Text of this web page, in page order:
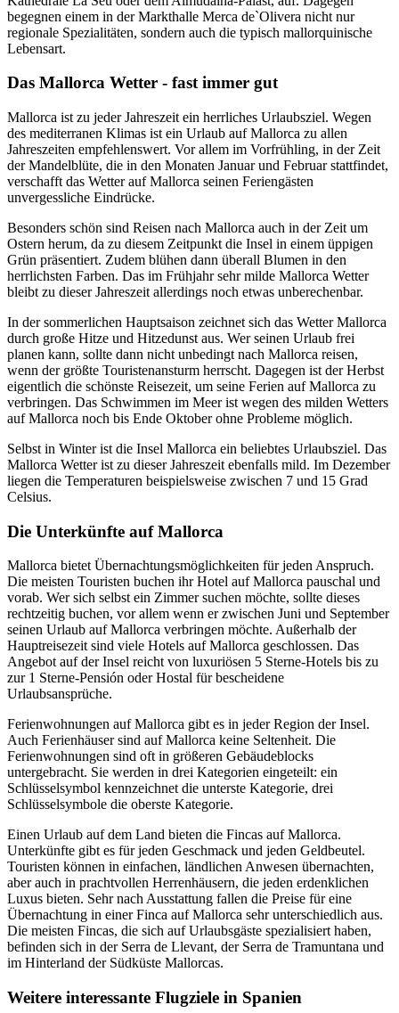
begegnen einem in der Markthalle Merca de`Olivera nicht nur
regionale Spezialitäten, sondern auch die typisch mallorquinische
Lebensart.
Das Mallorca Wetter - fast immer gut
Mallorca ist zu jeder Jahreszeit ein herrliches Urlaubsziel. Wegen
des mediterranen Klimas ist ein Urlaub auf Mallorca zu allen
Jahreszeiten empfehlenswert. Vor allem im Vorfrühling, in der Zeit
der Mandelblüte, die in den Monaten Januar und Februar stattfindet,
verschafft das Wetter auf Mallorca seinen Feriengästen
unvergessliche Eindrücke.
Besonders schön sind Reisen nach Mallorca auch in der Zeit um
Ostern herum, da zu diesem Zeitpunkt die Insel in einem üppigen
Grün präsentiert. Zudem blühen dann überall Blumen in den
herrlichsten Farben. Das im Frühjahr sehr milde Mallorca Wetter
bleibt zu dieser Jahreszeit allerdings noch etwas unberechenbar.
In der sommerlichen Hauptsaison zeichnet sich das Wetter Mallorca
durch große Hitze und Hitzedunst aus. Wer seinen Urlaub frei
planen kann, sollte dann nicht unbedingt nach Mallorca reisen,
wenn der größte Touristenansturm herrscht. Dagegen ist der Herbst
eigentlich die schönste Reisezeit, um seine Ferien auf Mallorca zu
verbringen. Das Schwimmen im Meer ist wegen des milden Wetters
auf Mallorca noch bis Ende Oktober ohne Probleme möglich.
Selbst in Winter ist die Insel Mallorca ein beliebtes Urlaubsziel. Das
Mallorca Wetter ist zu dieser Jahreszeit ebenfalls mild. Im Dezember
liegen die Temperaturen beispielsweise zwischen 7 und 15 Grad
Celsius.
Die Unterkünfte auf Mallorca
Mallorca bietet Übernachtungsmöglichkeiten für jeden Anspruch.
Die meisten Touristen buchen ihr Hotel auf Mallorca pauschal und
vorab. Wer sich selbst ein Zimmer suchen möchte, sollte dieses
rechtzeitig buchen, vor allem wenn er zwischen Juni und September
seinen Urlaub auf Mallorca verbringen möchte. Außerhalb der
Hauptreisezeit sind viele Hotels auf Mallorca geschlossen. Das
Angebot auf der Insel reicht von luxuriösen 5 Sterne-Hotels bis zu
zur 1 Sterne-Pensión oder Hostal für bescheidene
Urlaubsansprüche.
Ferienwohnungen auf Mallorca gibt es in jeder Region der Insel.
Auch Ferienhäuser sind auf Mallorca keine Seltenheit. Die
Ferienwohnungen sind oft in größeren Gebäudeblocks
untergebracht. Sie werden in drei Kategorien eingeteilt: ein
Schlüsselsymbol kennzeichnet die unterste Kategorie, drei
Schlüsselsymbole die oberste Kategorie.
Einen Urlaub auf dem Land bieten die Fincas auf Mallorca.
Unterkünfte gibt es für jeden Geschmack und jeden Geldbeutel.
Touristen können in einfachen, ländlichen Anwesen übernachten,
aber auch in prachtvollen Herrenhäusern, die jeden erdenklichen
Luxus bieten. Sehr nach Ausstattung fallen die Preise für eine
Übernachtung in einer Finca auf Mallorca sehr unterschiedlich aus.
Die meisten Fincas, die sich auf Urlaubsgäste spezialisiert haben,
befinden sich in der Serra de Llevant, der Serra de Tramuntana und
im Hinterland der Südküste Mallorcas.
Weitere interessante Flugziele in Spanien